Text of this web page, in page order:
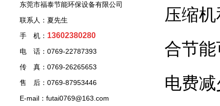
东莞市福泰节能环保设备有限公司
联系人：夏先生
手 机： 13602380280
电 话：0769-22787393
传 真：0769-26265653
售 后：0769-87953446
E-mail：futai0769@163.com
压缩
合节
电费